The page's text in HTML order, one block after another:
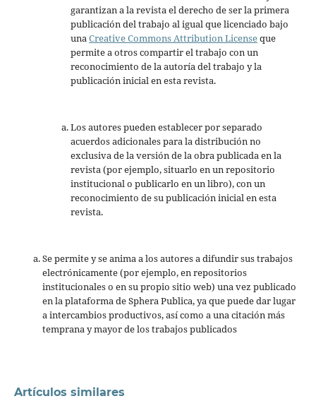
garantizan a la revista el derecho de ser la primera
publicación del trabajo al igual que licenciado bajo
unaCreative Commons Attribution Licenseque
permite a otros compartir el trabajo con un
reconocimiento de la autoría del trabajo y la
publicación inicial en esta revista.
Los autores pueden establecer por separado
acuerdos adicionales para la distribución no
exclusiva de la versión de la obra publicada en la
revista (por ejemplo, situarlo en un repositorio
institucional o publicarlo en un libro), con un
reconocimiento de su publicación inicial en esta
revista.
Se permite y se anima a los autores a difundir sus trabajos
electrónicamente (por ejemplo, en repositorios
institucionales o en su propio sitio web) una vez publicado
en la plataforma de Sphera Publica, ya que puede dar lugar
a intercambios productivos, así como a una citación más
temprana y mayor de los trabajos publicados
Artículos similares